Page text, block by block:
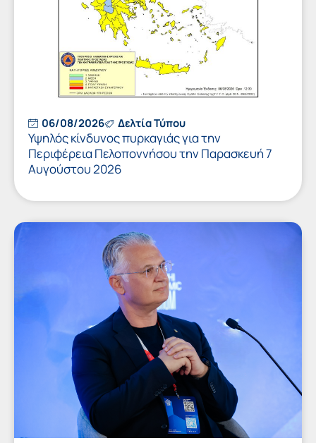
06/08/2026 Δελτία Τύπου
Υψηλός κίνδυνος πυρκαγιάς για την
Περιφέρεια Πελοποννήσου την Παρασκευή 7
Αυγούστου 2026